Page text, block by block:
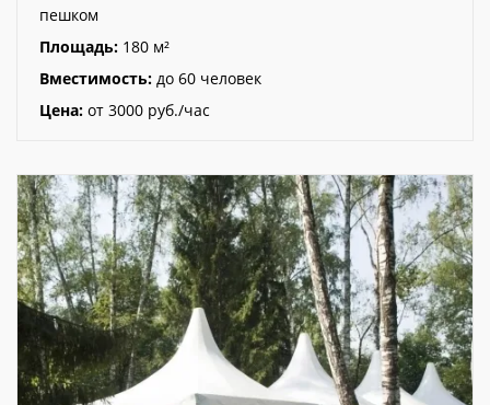
пешком
Площадь: 180 м²
Вместимость: до 60 человек
Цена: от 3000 руб./час